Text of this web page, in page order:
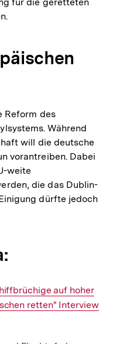
Reform des
Während
will die deutsche
vorantreiben. Dabei
weite
die das Dublin-
dürfte jedoch
auf hoher
retten" Interview